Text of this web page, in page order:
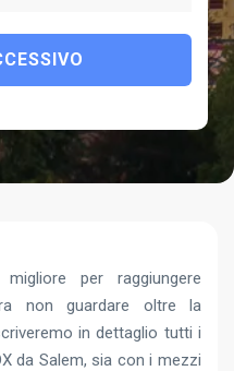
per raggiungere
non guardare oltre la
in dettaglio tutti i
da Salem, sia con i mezzi